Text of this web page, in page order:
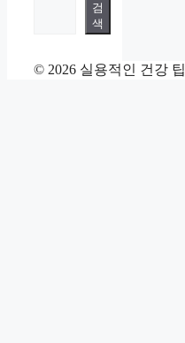
검
색
© 2026 실용적인 건강 팁